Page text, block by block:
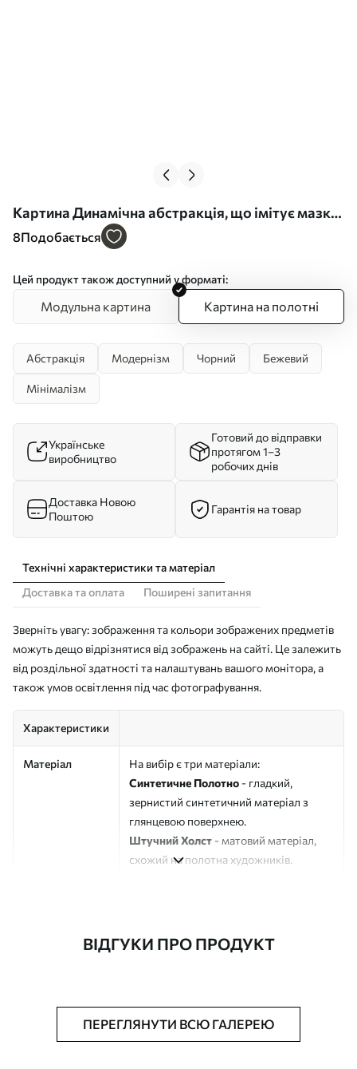
Картина Динамічна абстракція, що імітує мазки
пензля Арт. s45126
8Подобається
Цей продукт також доступний у форматі:
Модульна картина Картина на полотні
Абстракція Модернізм Чорний Бежевий
Мінімалізм
Українське
виробництво
Готовий до відправки
протягом 1–3
робочих днів
Доставка Новою
Поштою
Гарантія на товар
Технічні характеристики та матеріал
Доставка та оплата
Поширені запитання
Зверніть увагу: зображення та кольори зображених предметів
можуть дещо відрізнятися від зображень на сайті. Це залежить
від роздільної здатності та налаштувань вашого монітора, а
також умов освітлення під час фотографування.
Характеристики
Матеріал
На вибір є три матеріали:
Синтетичне Полотно - гладкий,
зернистий синтетичний матеріал з
глянцевою поверхнею.
Штучний Холст - матовий матеріал,
схожий на полотна художників.
Додатково Можна додати лакове покриття.
ВІДГУКИ ПРО ПРОДУКТ
ПЕРЕГЛЯНУТИ ВСЮ ГАЛЕРЕЮ